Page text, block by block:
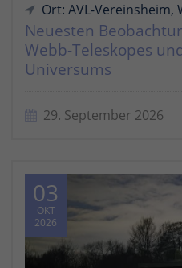
Ort: AVL-Vereinsheim,
Neuesten
Webb-Teleskopes
Universums
29. September 2026
03
OKT
2026